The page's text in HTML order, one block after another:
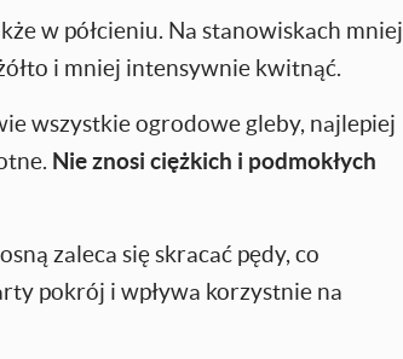
w półcieniu. Na stanowiskach mniej
i mniej intensywnie kwitnąć.
wszystkie ogrodowe gleby, najlepiej
Nie znosi ciężkich i podmokłych
zaleca się skracać pędy, co
pokrój i wpływa korzystnie na